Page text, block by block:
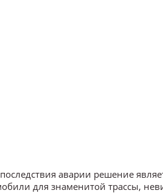
аварии решение
для знаменитой трассы,